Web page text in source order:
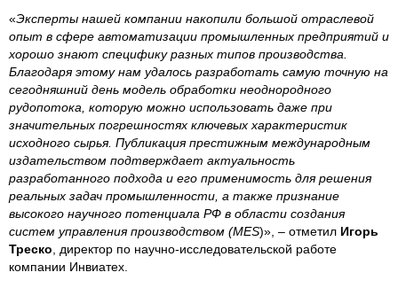
«Эксперты нашей компании накопили большой отраслевой
опыт в сфере автоматизации промышленных предприятий и
хорошо знают специфику разных типов производства.
Благодаря этому нам удалось разработать самую точную на
сегодняшний день модель обработки неоднородного
рудопотока, которую можно использовать даже при
значительных погрешностях ключевых характеристик
исходного сырья. Публикация престижным международным
издательством подтверждает актуальность
разработанного подхода и его применимость для решения
реальных задач промышленности, а также признание
высокого научного потенциала РФ в области создания
систем управления производством (МЕS)», – отметил Игорь
Треско , директор по научно-исследовательской работе
компании Инвиатех.